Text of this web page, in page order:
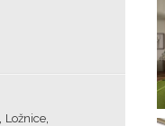
Ložnice